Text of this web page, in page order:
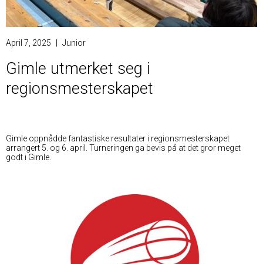
April 7, 2025 Junior
Gimle utmerket seg i
regionsmesterskapet
Gimle oppnådde fantastiske resultater i regionsmesterskapet
arrangert 5. og 6. april. Turneringen ga bevis på at det gror meget
godt i Gimle.